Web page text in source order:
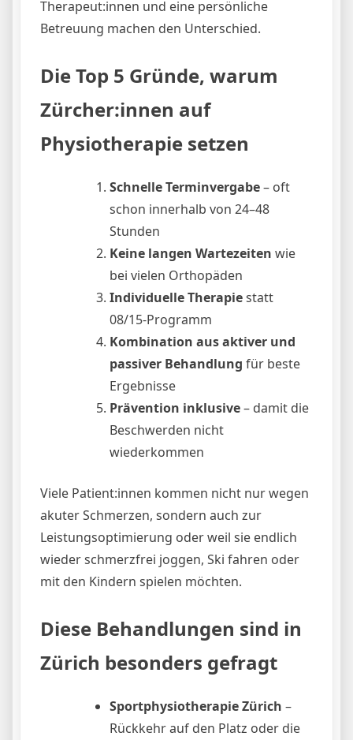
Therapeut:innen und eine persönliche
Betreuung machen den Unterschied.
Die Top 5 Gründe, warum
Zürcher:innen auf
Physiotherapie setzen
Schnelle Terminvergabe– oft
schon innerhalb von 24–48
Stunden
Keine langen Wartezeiten wie
bei vielen Orthopäden
Individuelle Therapiestatt
08/15-Programm
Kombination aus aktiver und
passiver Behandlung für beste
Ergebnisse
Prävention inklusive– damit die
Beschwerden nicht
wiederkommen
Viele Patient:innen kommen nicht nur wegen
akuter Schmerzen, sondern auch zur
Leistungsoptimierung oder weil sie endlich
wieder schmerzfrei joggen, Ski fahren oder
mit den Kindern spielen möchten.
Diese Behandlungen sind in
Zürich besonders gefragt
Sportphysiotherapie Zürich –
Rückkehr auf den Platz oder die